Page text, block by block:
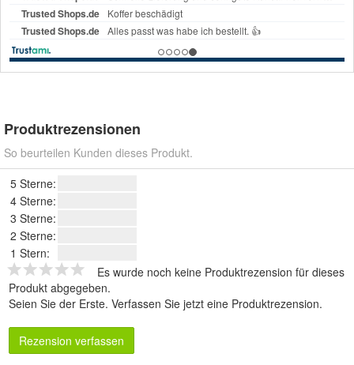
Produktrezensionen
So beurteilen Kunden dieses Produkt.
5 Sterne:
4 Sterne:
3 Sterne:
2 Sterne:
1 Stern:
Es wurde noch keine Produktrezension für dieses
Produkt abgegeben.
Seien Sie der Erste. Verfassen Sie jetzt eine Produktrezension.
Rezension verfassen